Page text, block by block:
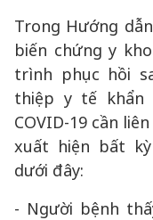
Trong Hướng
biến chứng y
trình phục hồi
thiệp y tế khẩn
COVID-19 cần
xuất hiện bất
dưới đây:
- Người bệnh